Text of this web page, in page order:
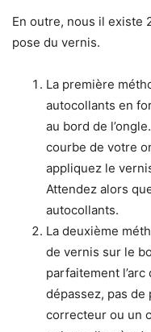
En outre, nous il existe
pose du vernis.
La première
autocollants en
au bord de
courbe de votre
appliquez le
Attendez alors
autocollants.
La deuxième
de vernis sur le
parfaitement l’arc
dépassez, pas
correcteur ou un